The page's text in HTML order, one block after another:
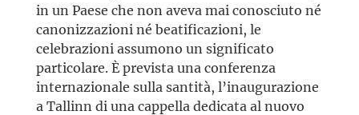
in un Paese che non aveva mai conosciuto né
canonizzazioni né beatificazioni, le
celebrazioni assumono un significato
particolare. È prevista una conferenza
internazionale sulla santità, l’inaugurazione
a Tallinn di una cappella dedicata al nuovo